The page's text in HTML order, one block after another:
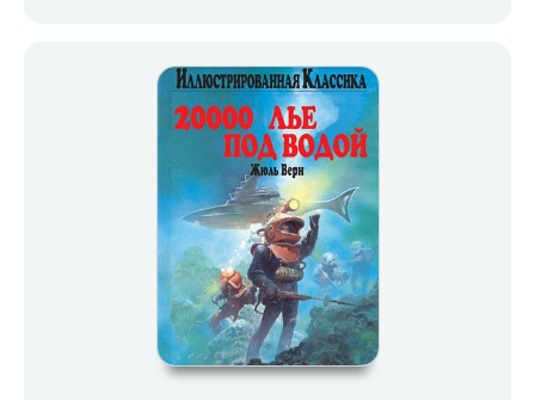
произведение этого жанра в Европе в 1992